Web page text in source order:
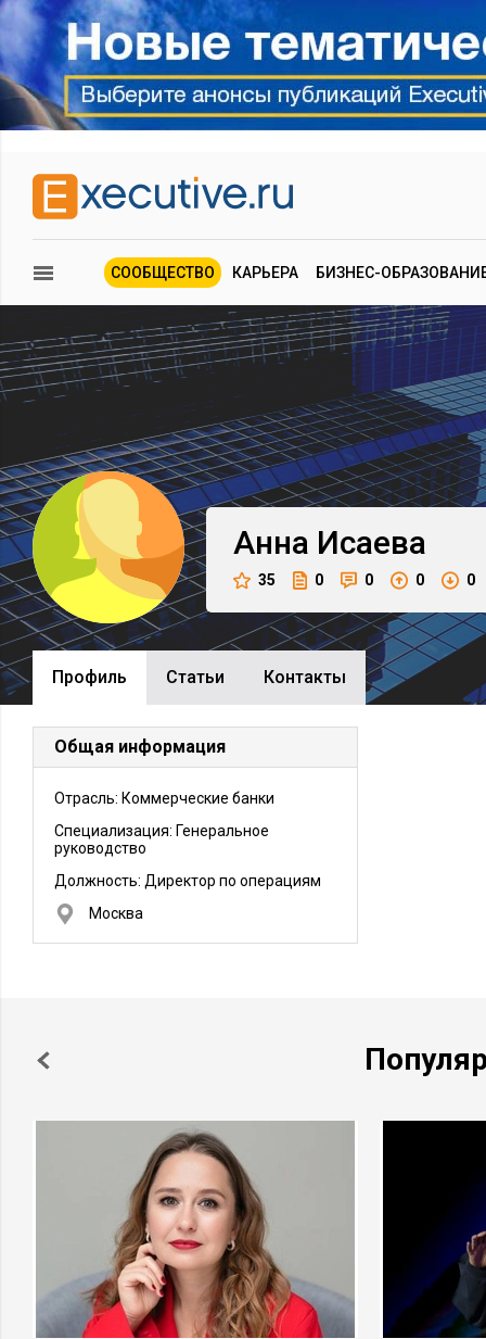
СООБЩЕСТВО КАРЬЕРА БИЗНЕС-
Анна Исаева
35 0 0 0 0
Профиль Cтатьи Контакты
Общая информация
Отрасль: Коммерческие банки
Специализация: Генеральное
руководство
Должность: Директор по операциям
Москва